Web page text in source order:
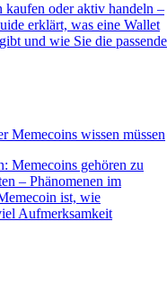
oder aktiv handeln –
erklärt, was eine Wallet
und wie Sie die passende
Memecoins wissen müssen
Memecoins gehören zu
– Phänomenen im
ist, wie
Aufmerksamkeit